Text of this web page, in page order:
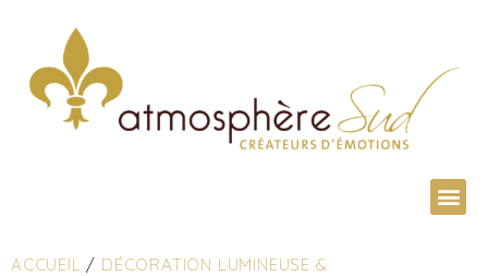
ACCUEIL / DÉCORATION LUMINEUSE &